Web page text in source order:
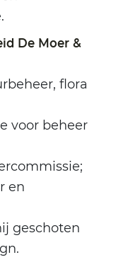
De Moer &
flora
voor beheer
en
geschoten